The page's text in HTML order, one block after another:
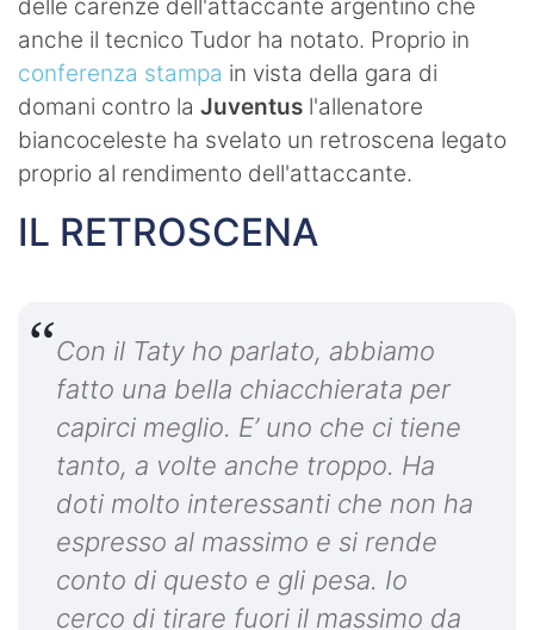
delle carenze dell'attaccante argentino che
anche il tecnico Tudor ha notato. Proprio in
conferenza stampa in vista della gara di
domani contro la Juventus l'allenatore
biancoceleste ha svelato un retroscena legato
proprio al rendimento dell'attaccante.
IL RETROSCENA
Con il Taty ho parlato, abbiamo
fatto una bella chiacchierata per
capirci meglio. E’ uno che ci tiene
tanto, a volte anche troppo. Ha
doti molto interessanti che non ha
espresso al massimo e si rende
conto di questo e gli pesa. Io
cerco di tirare fuori il massimo da